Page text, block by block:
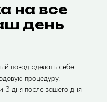
на все
день
повод сделать себе
процедуру.
3 дня после вашего дня